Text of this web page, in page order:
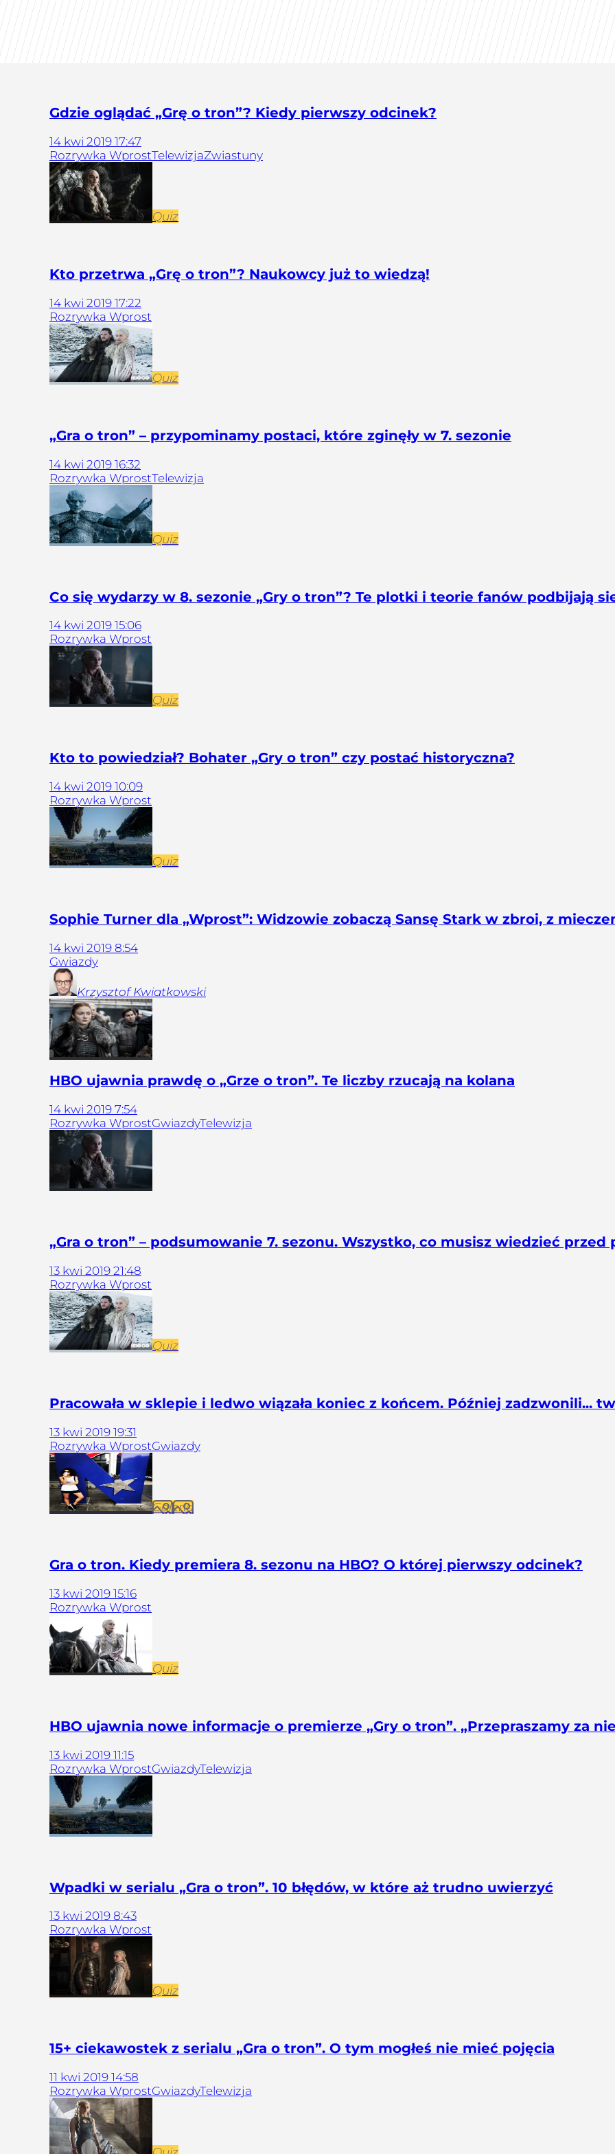
Gdzie oglądać „Grę o tron”? Kiedy pierwszy odcinek?
14 kwi 2019 17:47
Rozrywka WprostTelewizjaZwiastuny
Quiz
Kto przetrwa „Grę o tron”? Naukowcy już to wiedzą!
14 kwi 2019 17:22
Rozrywka Wprost
Quiz
„Gra o tron” – przypominamy postaci, które zginęły w 7. sezonie
14 kwi 2019 16:32
Rozrywka WprostTelewizja
Quiz
Co się wydarzy w 8. sezonie „Gry o tron”? Te plotki i teorie fanów podbijają
14 kwi 2019 15:06
Rozrywka Wprost
Quiz
Kto to powiedział? Bohater „Gry o tron” czy postać historyczna?
14 kwi 2019 10:09
Rozrywka Wprost
Quiz
Sophie Turner dla „Wprost”: Widzowie zobaczą Sansę Stark w zbroi, z
14 kwi 2019 8:54
Gwiazdy
Krzysztof Kwiatkowski
HBO ujawnia prawdę o „Grze o tron”. Te liczby rzucają na kolana
14 kwi 2019 7:54
Rozrywka WprostGwiazdyTelewizja
„Gra o tron” – podsumowanie 7. sezonu. Wszystko, co musisz wiedzieć
13 kwi 2019 21:48
Rozrywka Wprost
Quiz
Pracowała w sklepie i ledwo wiązała koniec z końcem. Później zadzwonili...
13 kwi 2019 19:31
Rozrywka WprostGwiazdy
Galeria
Gra o tron. Kiedy premiera 8. sezonu na HBO? O której pierwszy odcinek?
13 kwi 2019 15:16
Rozrywka Wprost
Quiz
HBO ujawnia nowe informacje o premierze „Gry o tron”. „Przepraszamy za
13 kwi 2019 11:15
Rozrywka WprostGwiazdyTelewizja
Wpadki w serialu „Gra o tron”. 10 błędów, w które aż trudno uwierzyć
13 kwi 2019 8:43
Rozrywka Wprost
Quiz
15+ ciekawostek z serialu „Gra o tron”. O tym mogłeś nie mieć pojęcia
11 kwi 2019 14:58
Rozrywka WprostGwiazdyTelewizja